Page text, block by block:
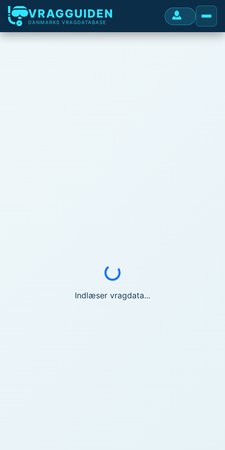
VRAGGUIDEN
DANMARKS VRAGDATABASE
Indlæser...
Indlæser vragdata...